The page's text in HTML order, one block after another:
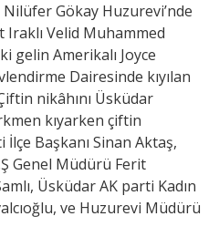
Gökay Huzurevi’nde
Iraklı Velid Muhammed
gelin Amerikalı Joyce
Dairesinde kıyılan
nikâhını Üsküdar
kıyarken çiftin
Başkanı Sinan Aktaş,
Genel Müdürü Ferit
Üsküdar AK parti Kadın
ve Huzurevi Müdürü